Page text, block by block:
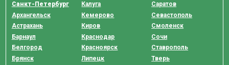
Санкт-Петербург
Архангельск
Астрахань
Барнаул
Белгород
Брянск
Калуга
Кемерово
Киров
Краснодар
Красноярск
Липецк
Саратов
Севастополь
Смоленск
Сочи
Ставрополь
Тверь